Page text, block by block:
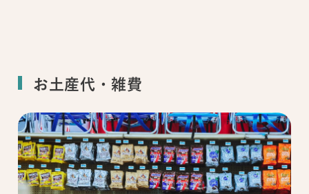
お土産代・雑費